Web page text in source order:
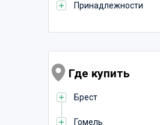
Принадлежности
Где купить
Брест
Гомель